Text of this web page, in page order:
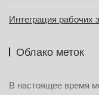
Интеграция рабочих
Облако меток
В настоящее время